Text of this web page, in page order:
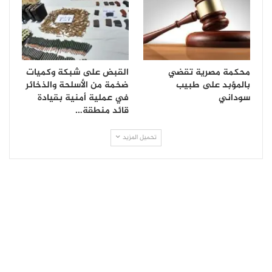
محكمة مصرية تقضي
بالمؤبد على طبيب
سوداني
القبض على شبكة وكميات
ضخمة من الأسلحة والذخائر
في عملية أمنية بقيادة
قائد منطقة…
تحميل المزيد